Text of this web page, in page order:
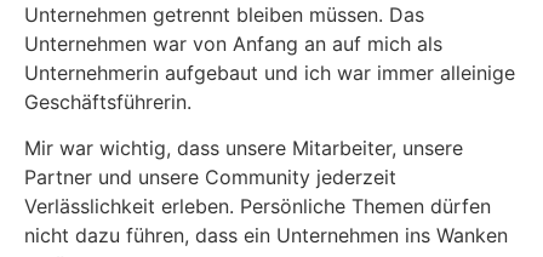
Unternehmen getrennt bleiben müssen. Das
Unternehmen war von Anfang an auf mich als
Unternehmerin aufgebaut und ich war immer alleinige
Geschäftsführerin.
Mir war wichtig, dass unsere Mitarbeiter, unsere
Partner und unsere Community jederzeit
Verlässlichkeit erleben. Persönliche Themen dürfen
nicht dazu führen, dass ein Unternehmen ins Wanken